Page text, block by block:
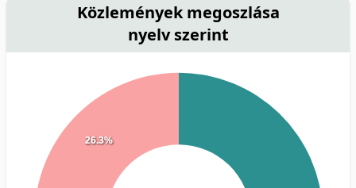
Közlemények megoszlása
nyelv szerint
26.3%